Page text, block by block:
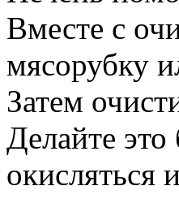
Вместе с
мясорубку
Затем
Делайте
окисляться